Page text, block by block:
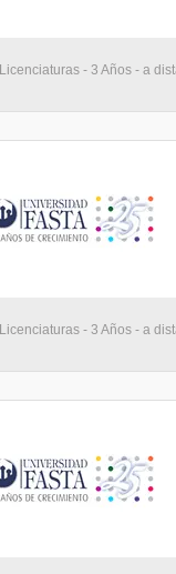
Licenciaturas - 3 Años - a
Licenciaturas - 3 Años - a